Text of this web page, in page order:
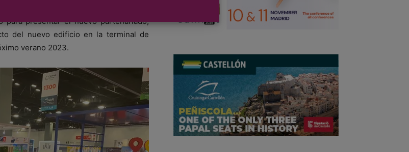
Tarragona (APT), Josep M.Cruset y
para presentar el nuevo partenariado,
del nuevo edificio en la terminal de
verano 2023.